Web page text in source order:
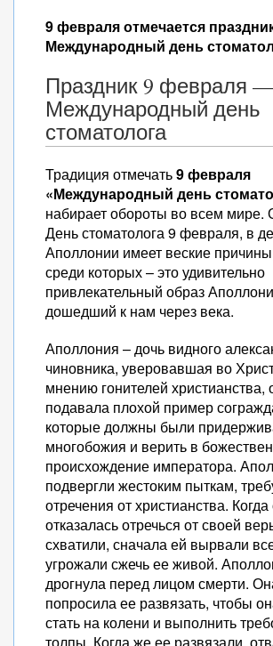
9 февраля отмечается
Международный день
Праздник 9 февраля —
Международный день
стоматолога
Традиция отмечать9 февраля
«Международный день
набирает обороты во всем мире.
День стоматолога 9 февраля, в
Аполлонии имеет веские
среди которых – это удивительно
привлекательный образ
дошедший к нам через века.
Аполлония – дочь видного
чиновника, уверовавшая во
мнению гонителей христианства,
подавала плохой пример
которые должны были
многобожия и верить в
происхождение императора.
подвергли жестоким пыткам,
отречения от христианства.
отказалась отречься от своей
схватили, сначала ей вырвали
угрожали сжечь ее живой.
дрогнула перед лицом смерти.
попросила ее развязать, чтобы
стать на колени и выполнить